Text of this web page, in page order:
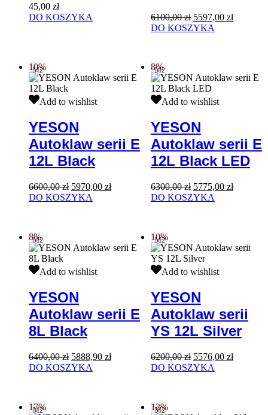
45,00 zł
DO KOSZYKA
6100,00zł Pierwotna
cena
5597,00 złAktualna
DO KOSZYKA
10%
YESON
serii
E
12L
Black
Add to wishlist
M2
YESON
Autoklaw serii E
12L Black
6600,00zł Pierwotna
cena
5970,00 złAktualna
DO KOSZYKA
8%
YESON
serii
E
12L
Black
LED
Add to wishlist
M2
YESON
Autoklaw serii E
12L Black LED
6300,00zł Pierwotna
cena
5775,00 złAktualna
DO KOSZYKA
8%
YESON
serii
E
8L
Black
Add to wishlist
M2
YESON
Autoklaw serii E
8L Black
6400,00zł Pierwotna
cena
5888,90 złAktualna
DO KOSZYKA
10%
YESON
serii
YS
12L
Silver
Add to wishlist
M2
YESON
Autoklaw serii
YS 12L Silver
6200,00zł Pierwotna
cena
5576,00 złAktualna
DO KOSZYKA
17%
M2 12%
M2